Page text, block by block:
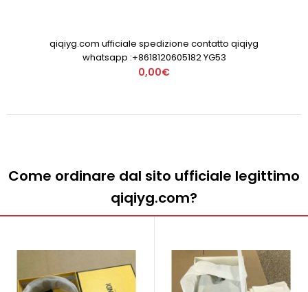
qiqiyg.com ufficiale spedizione contatto qiqiyg
whatsapp :+8618120605182 YG53
0,00€
Come ordinare dal sito ufficiale legittimo
qiqiyg.com?